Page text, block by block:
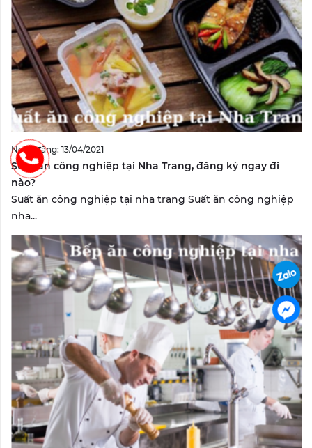
Ngày đăng: 13/04/2021
Suất ăn công nghiệp tại Nha Trang, đăng ký ngay đi
nào?
Suất ăn công nghiệp tại nha trang Suất ăn công nghiệp
nha...